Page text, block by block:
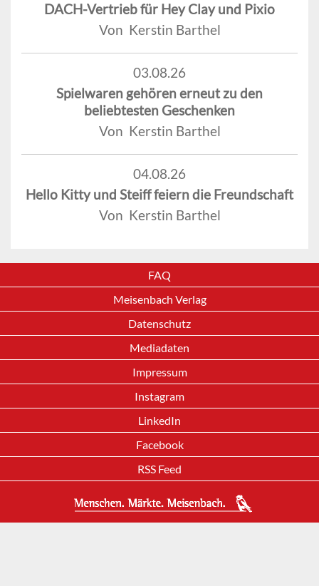
DACH-Vertrieb für Hey Clay und Pixio
Von Kerstin Barthel
03.08.26
Spielwaren gehören erneut zu den
beliebtesten Geschenken
Von Kerstin Barthel
04.08.26
Hello Kitty und Steiff feiern die Freundschaft
Von Kerstin Barthel
FAQ
Meisenbach Verlag
Datenschutz
Mediadaten
Impressum
Instagram
LinkedIn
Facebook
RSS Feed